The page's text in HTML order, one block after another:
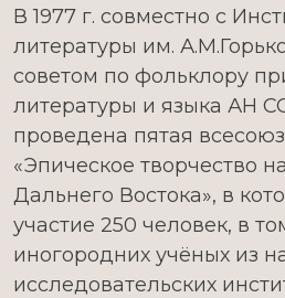
В 1977 г. совместно с
литературы им.
советом по фольклору
литературы и языка АН
проведена пятая
«Эпическое творчество
Дальнего Востока», в
участие 250 человек, в
иногородних учёных из
исследовательских